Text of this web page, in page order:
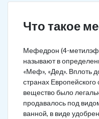
Что такое
Мефедрон (4-
называют в
«Меф», «Дед». Вплоть
странах
вещество было
продавалось под
ванной, в виде